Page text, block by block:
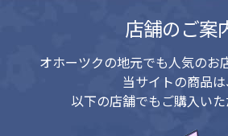
店舗のご案
オホーツクの地元でも人気のお
当サイトの商品は
以下の店舗でもご購入いた